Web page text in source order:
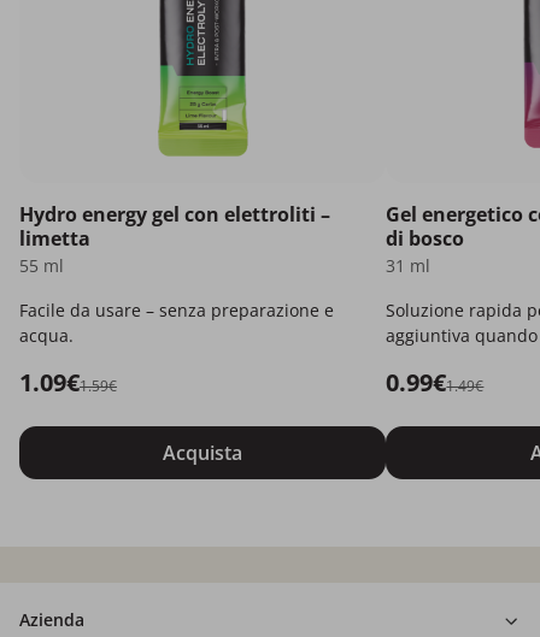
Hydro energy gel con elettroliti –
limetta
55 ml
Facile da usare – senza preparazione e
acqua.
1.09€1.59€
Acquista
Gel energetico
di bosco
31 ml
Soluzione rapida
aggiuntiva
0.99€1.49€
Azienda